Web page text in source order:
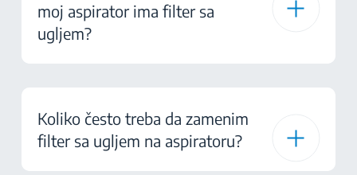
moj aspirator ima filter sa
ugljem?
Koliko često treba da zamenim
filter sa ugljem na aspiratoru?